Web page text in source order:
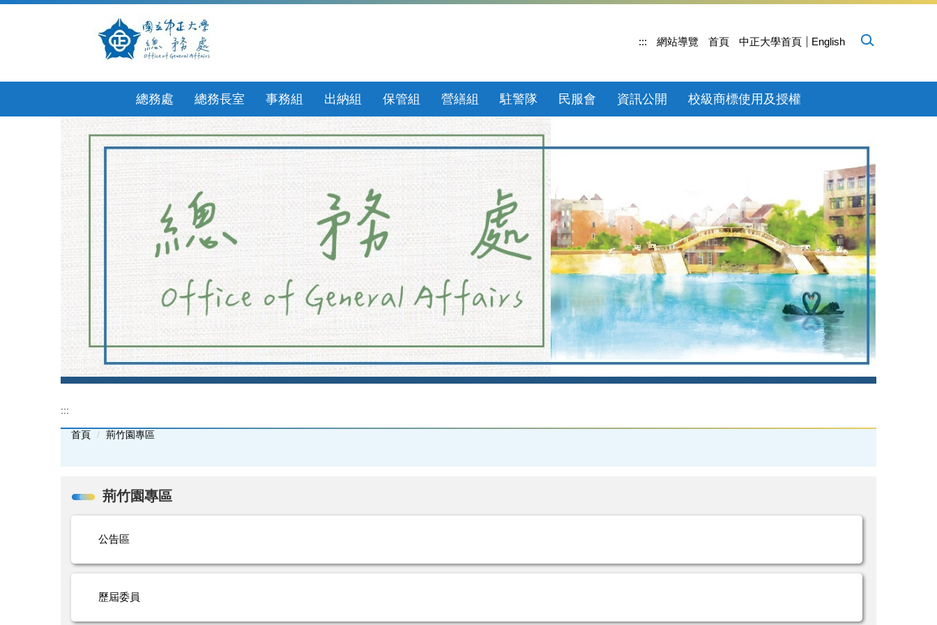
容
::: 網站導覽 首頁 中正大學首頁 English
總務處 總務長室 事務組 出納組 保管組 營繕組 駐警隊 民服會 資訊公開 校級商標使用及授權
:::
首頁 荊竹園專區
荊竹園專區
公告區
歷屆委員